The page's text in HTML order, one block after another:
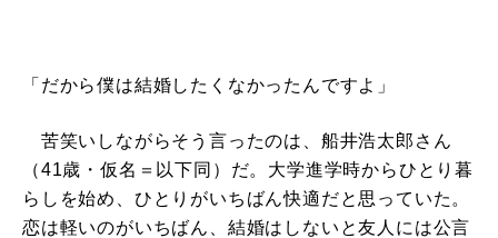
「だから僕は結婚したくなかったんですよ」
苦笑いしながらそう言ったのは、船井浩太郎さん
（41歳・仮名＝以下同）だ。大学進学時からひとり暮
らしを始め、ひとりがいちばん快適だと思っていた。
恋は軽いのがいちばん、結婚はしないと友人には公言